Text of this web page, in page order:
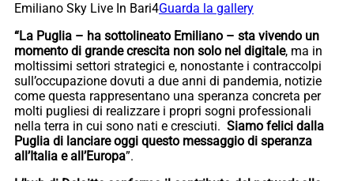
Emiliano Sky Live In Bari4Guarda la gallery
“La Puglia – ha sottolineato Emiliano – sta vivendo un
momento di grande crescita non solo nel digitale, ma in
moltissimi settori strategici e, nonostante i contraccolpi
sull’occupazione dovuti a due anni di pandemia, notizie
come questa rappresentano una speranza concreta per
molti pugliesi di realizzare i propri sogni professionali
nella terra in cui sono nati e cresciuti. Siamo felici dalla
Puglia di lanciare oggi questo messaggio di speranza
all’Italia e all’Europa”.